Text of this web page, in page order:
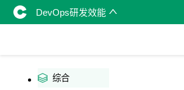
DevOps研发效能
综合